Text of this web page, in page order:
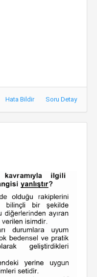
Hata Bildir Soru Detay